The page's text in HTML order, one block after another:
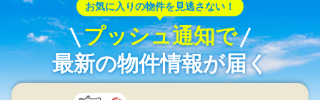
お気に入りの物件を見逃さない！
プッシュ通知で
最新の物件情報が届く